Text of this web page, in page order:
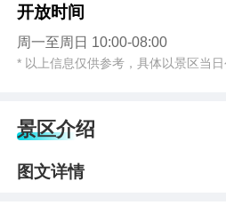
开放时间
周一至周日 10:00-08:00
* 以上信息仅供参考，具体以景区当
景区介绍
图文详情